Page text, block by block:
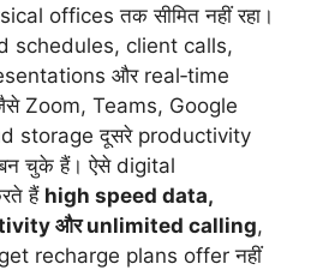
offices तक सीमित नहीं रहा।
schedules, client calls,
और real‑time
Zoom, Teams, Google
storage दूसरे productivity
बन चुके हैं। ऐसे digital
हैं high speed data,
और unlimited calling,
recharge plans offer नहीं